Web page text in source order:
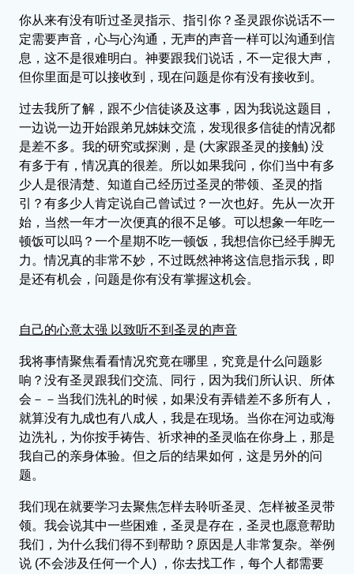
你从来有没有听过圣灵指示、指引你？圣灵跟你说话不一
定需要声音，心与心沟通，无声的声音一样可以沟通到信
息，这不是很难明白。神要跟我们说话，不一定很大声，
但你里面是可以接收到，现在问题是你有没有接收到。
过去我所了解，跟不少信徒谈及这事，因为我说这题目，
一边说一边开始跟弟兄姊妹交流，发现很多信徒的情况都
是差不多。我的研究或探测，是 (大家跟圣灵的接触) 没
有多于有，情况真的很差。所以如果我问，你们当中有多
少人是很清楚、知道自己经历过圣灵的带领、圣灵的指
引？有多少人肯定说自己曾试过？一次也好。先从一次开
始，当然一年才一次便真的很不足够。可以想象一年吃一
顿饭可以吗？一个星期不吃一顿饭，我想信你已经手脚无
力。情况真的非常不妙，不过既然神将这信息指示我，即
是还有机会，问题是你有没有掌握这机会。
自己的心意太强 以致听不到圣灵的声音
我将事情聚焦看看情况究竟在哪里，究竟是什么问题影
响？没有圣灵跟我们交流、同行，因为我们所认识、所体
会－－当我们洗礼的时候，如果没有弄错差不多所有人，
就算没有九成也有八成人，我是在现场。当你在河边或海
边洗礼，为你按手祷告、祈求神的圣灵临在你身上，那是
我自己的亲身体验。但之后的结果如何，这是另外的问
题。
我们现在就要学习去聚焦怎样去聆听圣灵、怎样被圣灵带
领。我会说其中一些困难，圣灵是存在，圣灵也愿意帮助
我们，为什么我们得不到帮助？原因是人非常复杂。举例
说 (不会涉及任何一个人) ，你去找工作，每个人都需要